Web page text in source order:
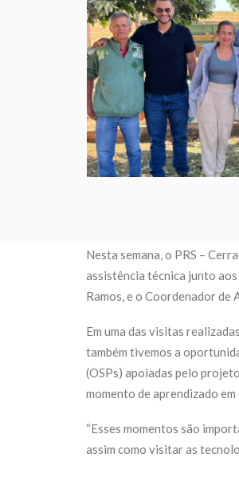
Nesta semana, o PRS –
assistência técnica junto
Ramos, e o Coordenador de
Em uma das visitas
também tivemos a
(OSPs) apoiadas pelo
momento de aprendizado
“Esses momentos são
assim como visitar as